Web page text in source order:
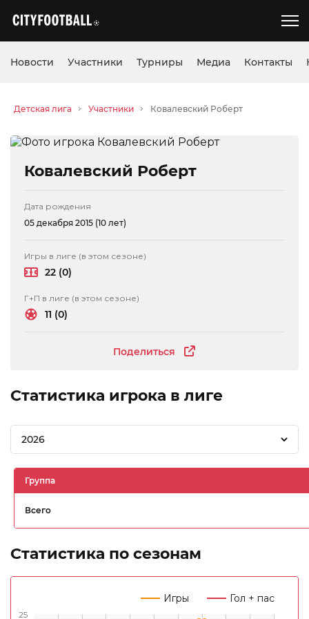
Новости Участники Турниры Медиа Контакты
Детская лига Участники Ковалевский Роберт
Ковалевский Роберт
Поделиться
Дата рождения
05 декабря 2015 (10 лет)
Игры в лиге (в этом сезоне)
22 (0)
Г+П в лиге (в этом сезоне)
11 (0)
Статистика игрока в лиге
2026
Группа
Всего
Статистика по сезонам
Игры Гол + пас
25